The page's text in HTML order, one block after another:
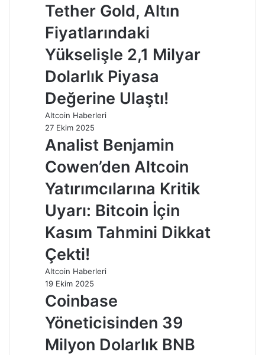
Tether Gold, Altın
Fiyatlarındaki
Yükselişle 2,1 Milyar
Dolarlık Piyasa
Değerine Ulaştı!
Altcoin Haberleri
27 Ekim 2025
Analist Benjamin
Cowen’den Altcoin
Yatırımcılarına Kritik
Uyarı: Bitcoin İçin
Kasım Tahmini Dikkat
Çekti!
Altcoin Haberleri
19 Ekim 2025
Coinbase
Yöneticisinden 39
Milyon Dolarlık BNB